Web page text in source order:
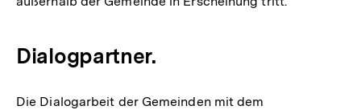
Dialogpartner.
Die Dialogarbeit der Gemeinden mit dem